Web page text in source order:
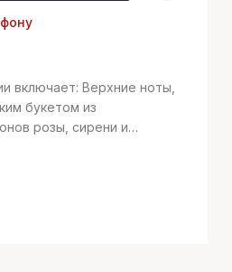
включает: Верхние ноты,
букетом из
розы, сирени и
свежести ландыша. В
аккорды ананаса,